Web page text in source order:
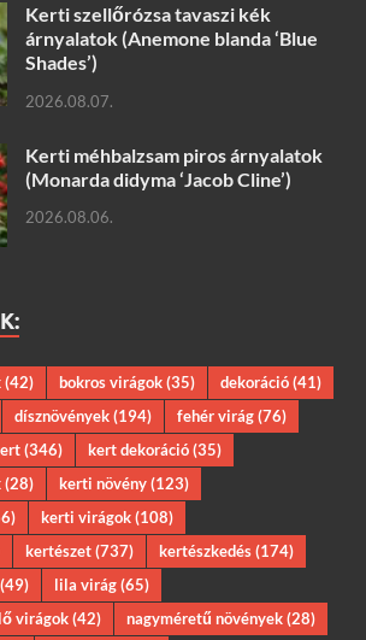
Kerti szellőrózsa tavaszi kék
árnyalatok (Anemone blanda ‘Blue
Shades’)
2026.08.07.
Kerti méhbalzsam piros árnyalatok
(Monarda didyma ‘Jacob Cline’)
2026.08.06.
(42) bokros virágok(35) dekoráció(41)
dísznövények(194) fehér virág(76)
(346) kert dekoráció(35)
(28) kerti növény(123)
kerti virágok(108)
kertészet(737) kertészkedés(174)
(49) lila virág(65)
virágok(42) nagyméretű növények(28)